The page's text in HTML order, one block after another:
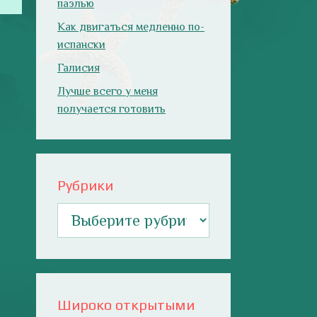
паэлью
Как двигаться медленно по-
испански
Галисия
Лучше всего у меня
получается готовить
Рубрики
Широко открытыми